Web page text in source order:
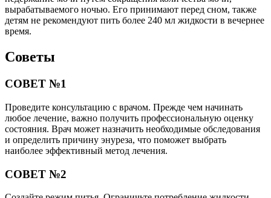
вырабатываемого ночью. Его принимают перед сном, также
детям не рекомендуют пить более 240 мл жидкости в вечернее
время.
Советы
СОВЕТ №1
Проведите консультацию с врачом. Прежде чем начинать
любое лечение, важно получить профессиональную оценку
состояния. Врач может назначить необходимые обследования
и определить причину энуреза, что поможет выбрать
наиболее эффективный метод лечения.
СОВЕТ №2